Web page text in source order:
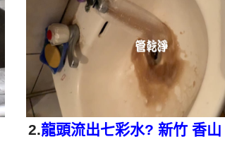
2.龍頭流出七彩水? 新竹 香山